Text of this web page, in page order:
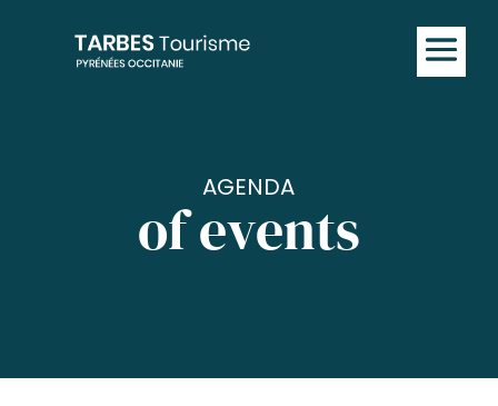
AGENDA
of events